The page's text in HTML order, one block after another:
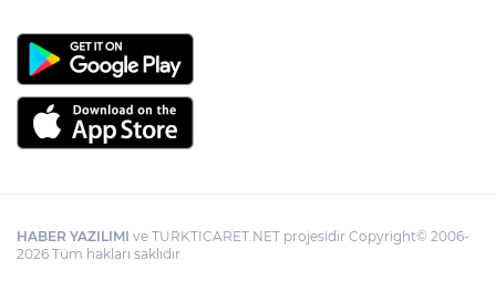
HABER YAZILIMI ve TURKTICARET.NET projesidir Copyright© 2006-
2026 Tüm hakları saklıdır.